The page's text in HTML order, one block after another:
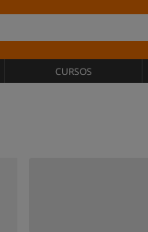
CURSOS